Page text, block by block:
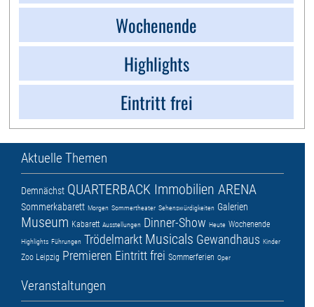
Wochenende
Highlights
Eintritt frei
Aktuelle Themen
Demnächst QUARTERBACK Immobilien ARENA
Sommerkabarett Morgen Sommertheater Sehenswürdigkeiten Galerien
Museum Kabarett Ausstellungen Dinner-Show Heute Wochenende
Highlights Führungen Trödelmarkt Musicals Gewandhaus Kinder
Zoo Leipzig Premieren Eintritt frei Sommerferien Oper
Veranstaltungen